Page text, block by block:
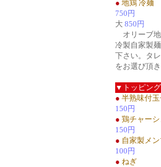
● 地鶏 冷麺
750円
大 850円
オリーブ地
冷製自家製
下さい。タ
をお選び頂
▼トッピング
● 半熟味付
150円
● 鶏チャー
150円
● 自家製メ
100円
● ねぎ